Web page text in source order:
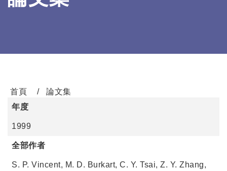
首頁
論文集
年度
1999
全部作者
S. P. Vincent, M. D. Burkart, C. Y. Tsai, Z. Y. Zhang,